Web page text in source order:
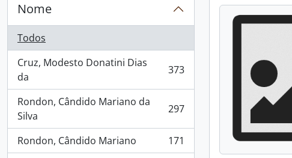
Nome
Todos
Cruz, Modesto Donatini Dias
da
, 373 resultados 373
Rondon, Cândido Mariano da
Silva
, 297 resultados 297
Rondon, Cândido Mariano
, 171 resultados
171